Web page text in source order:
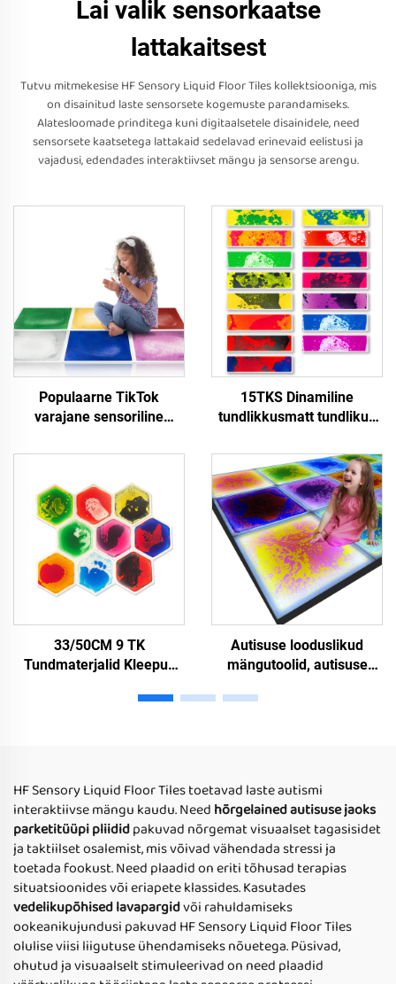
Lai valik sensorkaatse
lattakaitsest
Tutvu mitmekesise HF Sensory Liquid Floor Tiles kollektsiooniga, mis
on disainitud laste sensorsete kogemuste parandamiseks.
Alatesloomade prinditega kuni digitaalsetele disainidele, need
sensorsete kaatsetega lattakaid sedelavad erinevaid eelistusi ja
vajadusi, edendades interaktiivset mängu ja sensorse arengu.
Populaarne TikTok
varajane sensoriline
kuldne sensoriline vedelik
laste jaoks lihtsalt
vajutatava disainiga
15TKS Dinamiline
tundlikkusmatt tundlikud
klaviatuur nupud lava 15
värvi staaride vedelik
põrandaplaadid
33/50CM 9 TK
Tundmaterjalid Kleepuv
Värvikümnurad Vedeliku
Autisuse looduslikud
mängutoolid, autisuse
autisuse ravi mängutoolid,
HF Sensory Liquid Floor Tiles toetavad laste autismi
interaktiivse mängu kaudu. Need hõrgelained autisuse jaoks
parketitüüpi pliididpakuvad nõrgemat visuaalset tagasisidet
ja taktiilset osalemist, mis võivad vähendada stressi ja
toetada fookust. Need plaadid on eriti tõhusad terapias
situatsioonides või eriapete klassides. Kasutades
vedelikupõhised lavapargidvõi rahuldamiseks
ookeanikujundusi pakuvad HF Sensory Liquid Floor Tiles
olulise viisi liigutuse ühendamiseks nõuetega. Püsivad,
ohutud ja visuaalselt stimuleerivad on need plaadid